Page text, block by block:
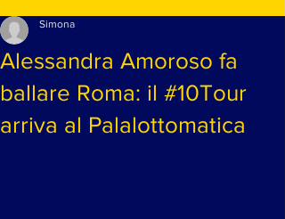
Alessandra Amoroso fa
ballare Roma: il #10Tour
arriva al Palalottomatica
Simona